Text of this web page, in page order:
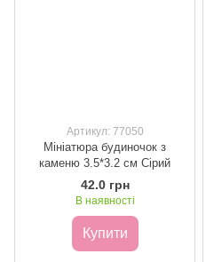
Артикул: 77050
Мініатюра будиночок з
каменю 3.5*3.2 см Сірий
42.0 грн
В наявності
Купити